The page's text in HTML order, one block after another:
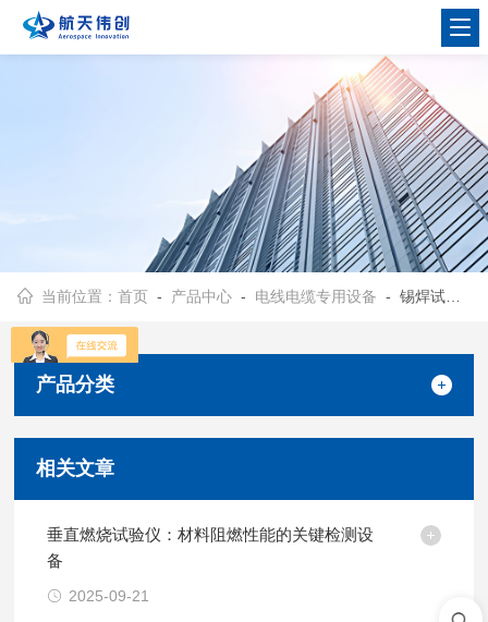
当前位置：首页 - 产品中心 - 电线电缆专用设备 - 锡焊试验机
产品分类
相关文章
垂直燃烧试验仪：材料阻燃性能的关键检测设
备
2025-09-21